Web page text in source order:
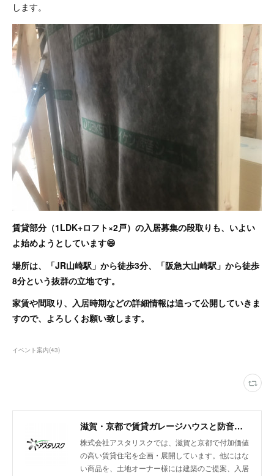
します。
賃貸部分（1LDK+ロフト×2戸）の入居募集の段取りも、いよい
よ始めようとしています😄
場所は、「JR山崎駅」から徒歩3分、「阪急大山崎駅」から徒歩
8分という抜群の立地です。
家賃や間取り、入居時期などの詳細情報は追って公開していきま
すので、よろしくお願い致します。
イベント案内(43)
滋賀・京都で賃貸ガレージハウスと防音室付きアパートを展開
株式会社アスタリスクでは、滋賀と京都で付加価値
の高い賃貸住宅を企画・展開しています。他にはな
い商品を、土地オーナー様には建築のご提案、入居